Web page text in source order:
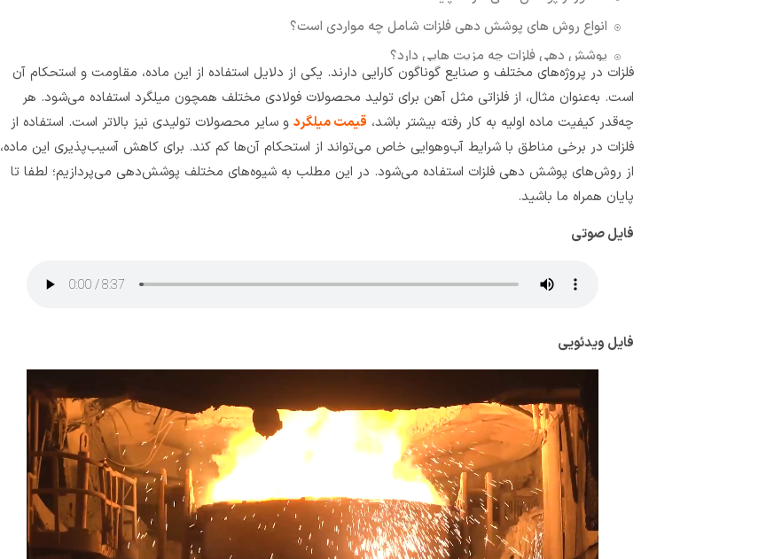
انواع روش های پوشش دهی فلزات شامل چه مواردی است؟
پوشش دهی فلزات چه مزیت هایی دارد؟
دیدگاهتان را بنویسید لغو پاسخ
فلزات در پروژه‌های مختلف و صنایع گوناگون کارایی دارند. یکی از دلایل استفاده از این ماده، مقاومت و استحکام آن
است. به‌عنوان مثال، از فلزاتی مثل آهن برای تولید محصولات فولادی مختلف همچون میلگرد استفاده می‌شود. هر
چه‌قدر کیفیت ماده اولیه به کار رفته بیشتر باشد، قیمت میلگرد و سایر محصولات تولیدی نیز بالاتر است. استفاده از
فلزات در برخی مناطق با شرایط آب‌وهوایی خاص می‌تواند از استحکام آن‌ها کم کند. برای کاهش آسیب‌پذیری این ماده،
از روش‌های پوشش دهی فلزات استفاده می‎‌‌شود. در این مطلب به شیوه‌های مختلف پوشش‌دهی می‌پردازیم؛ لطفا تا
پایان همراه ما باشید.
فایل صوتی
فایل ویدئویی